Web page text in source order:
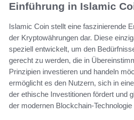
Einführung in Islamic
Islamic Coin stellt eine faszinierende
der Kryptowährungen dar. Diese
speziell entwickelt, um den
gerecht zu werden, die in
Prinzipien investieren und handeln
ermöglicht es den Nutzern, sich in
der ethische Investitionen fördert und
der modernen Blockchain-Technologie